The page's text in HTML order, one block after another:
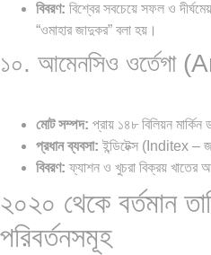
বিবরণ: বিশ্বের সবচেয়ে সফল ও
“ওমাহার জাদুকর” বলা হয়।
১০. আমেনসিও
মোট সম্পদ: প্রায় ১৪৮ বিলিয়ন মার্কিন
প্রধান ব্যবসা: ইন্ডিটেক্স (Inditex –
বিবরণ: ফ্যাশন ও খুচরা বিক্রয়
২০২০ থেকে বর্তমান
পরিবর্তনসমূহ